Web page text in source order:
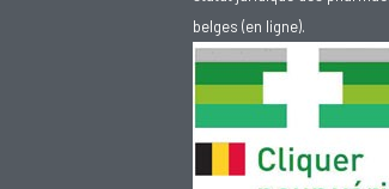
belges (en ligne).